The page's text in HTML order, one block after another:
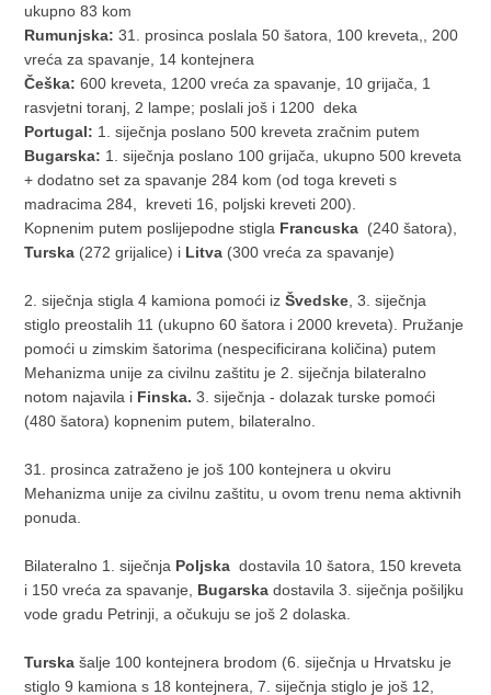
ukupno 83 kom
Rumunjska: 31. prosinca poslala 50 šatora, 100 kreveta,, 200
vreća za spavanje, 14 kontejnera
Češka: 600 kreveta, 1200 vreća za spavanje, 10 grijača, 1
rasvjetni toranj, 2 lampe; poslali još i 1200 deka
Portugal: 1. siječnja poslano 500 kreveta zračnim putem
Bugarska: 1. siječnja poslano 100 grijača, ukupno 500 kreveta
+ dodatno set za spavanje 284 kom (od toga kreveti s
madracima 284, kreveti 16, poljski kreveti 200).
Kopnenim putem poslijepodne stigla Francuska (240 šatora),
Turska (272 grijalice) i Litva (300 vreća za spavanje)
2. siječnja stigla 4 kamiona pomoći izŠvedske , 3. siječnja
stiglo preostalih 11 (ukupno 60 šatora i 2000 kreveta). Pružanje
pomoći u zimskim šatorima (nespecificirana količina) putem
Mehanizma unije za civilnu zaštitu je 2. siječnja bilateralno
notom najavila i Finska.3. siječnja - dolazak turske pomoći
(480 šatora) kopnenim putem, bilateralno.
31. prosinca zatraženo je još 100 kontejnera u okviru
Mehanizma unije za civilnu zaštitu, u ovom trenu nema aktivnih
ponuda.
Bilateralno 1. siječnja Poljska dostavila 10 šatora, 150 kreveta
i 150 vreća za spavanje, Bugarska dostavila 3. siječnja pošiljku
vode gradu Petrinji, a očukuju se još 2 dolaska.
Turska šalje 100 kontejnera brodom (6. siječnja u Hrvatsku je
stiglo 9 kamiona s 18 kontejnera, 7. siječnja stiglo je još 12,